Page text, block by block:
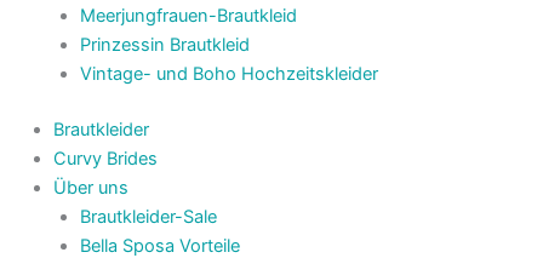
Meerjungfrauen-Brautkleid
Prinzessin Brautkleid
Vintage- und Boho Hochzeitskleider
Brautkleider
Curvy Brides
Über uns
Brautkleider-Sale
Bella Sposa Vorteile